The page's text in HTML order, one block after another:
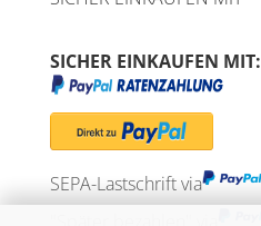
SICHER EINKAUFEN MIT:
SEPA-Lastschrift via